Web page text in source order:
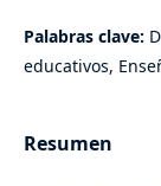
Palabras clave:
educativos,
Resumen